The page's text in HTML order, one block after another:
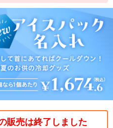
販売は終了しました